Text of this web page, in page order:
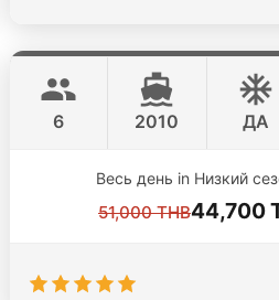
HANS CRISTIAN YARD
6 2010 ДА
Весь день in Низкий
51,000 THB44,700